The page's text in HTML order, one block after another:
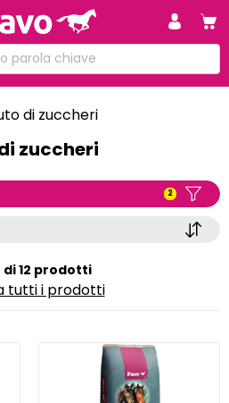
di zuccheri
zuccheri
2
di 12 prodotti
tutti i prodotti